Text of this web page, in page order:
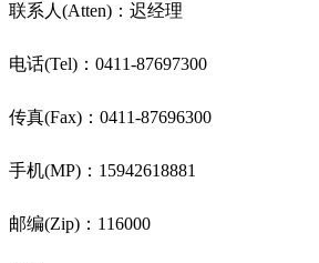
联系人(Atten)：迟经理
电话(Tel)：0411-87697300
传真(Fax)：0411-87696300
手机(MP)：15942618881
邮编(Zip)：116000